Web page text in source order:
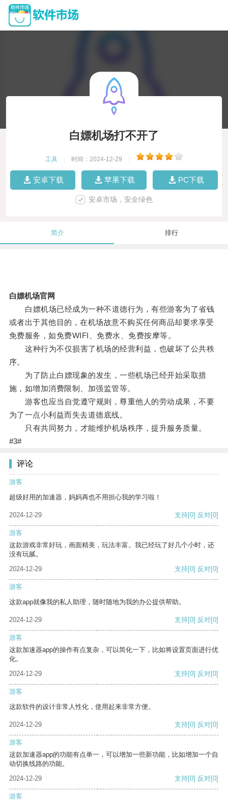
白嫖机场打不开了
工具 时间：2024-12-29
安卓下载 苹果下载 PC下载
安卓市场，安全绿色
简介 排行
白嫖机场官网
白嫖机场已经成为一种不道德行为，有些游客为了省钱
或者出于其他目的，在机场故意不购买任何商品却要求享受
免费服务，如免费WIFI、免费水、免费按摩等。
这种行为不仅损害了机场的经营利益，也破坏了公共秩
序。
为了防止白嫖现象的发生，一些机场已经开始采取措
施，如增加消费限制、加强监管等。
游客也应当自觉遵守规则，尊重他人的劳动成果，不要
为了一点小利益而失去道德底线。
只有共同努力，才能维护机场秩序，提升服务质量。
#3#
评论
游客
超级好用的加速器，妈妈再也不用担心我的学习啦！
2024-12-29 支持[0] 反对[0]
游客
这款游戏非常好玩，画面精美，玩法丰富。我已经玩了好几个小时，还
没有玩腻。
2024-12-29
支持[0] 反对[0]
游客
这款app就像我的私人助理，随时随地为我的办公提供帮助。
2024-12-29 支持[0] 反对[0]
游客
这款加速器app的操作有点复杂，可以简化一下，比如将设置页面进行优
化。
2024-12-29
支持[0] 反对[0]
游客
这款软件的设计非常人性化，使用起来非常方便。
2024-12-29 支持[0] 反对[0]
游客
这款加速器app的功能有点单一，可以增加一些新功能，比如增加一个自
动切换线路的功能。
2024-12-29
支持[0] 反对[0]
游客